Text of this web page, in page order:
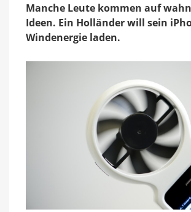
Manche Leute kommen auf
Ideen. Ein Holländer will sein
Windenergie laden.